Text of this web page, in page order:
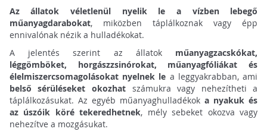
Az állatok véletlenül nyelik le a vízben lebegő
műanyagdarabokat, miközben táplálkoznak vagy épp
ennivalónak nézik a hulladékokat.
A jelentés szerint az állatok műanyagzacskókat,
léggömböket, horgászzsinórokat, műanyagfóliákat és
élelmiszercsomagolásokat nyelnek le a leggyakrabban, ami
belső sérüléseket okozhatszámukra vagy nehezítheti a
táplálkozásukat. Az egyéb műanyaghulladékoka nyakuk és
az úszóik köré tekeredhetnek, mély sebeket okozva vagy
nehezítve a mozgásukat.